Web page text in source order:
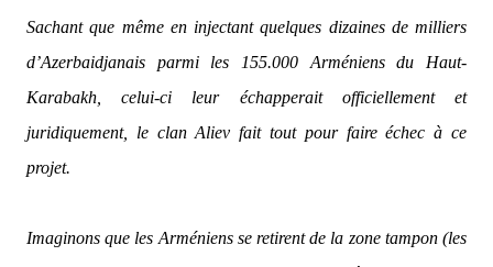
Sachant que même en injectant quelques dizaines de milliers
d’Azerbaidjanais parmi les 155.000 Arméniens du Haut-
Karabakh, celui-ci leur échapperait officiellement et
juridiquement, le clan Aliev fait tout pour faire échec à ce
projet.
Imaginons que les Arméniens se retirent de la zone tampon (les